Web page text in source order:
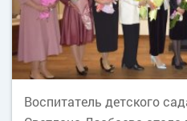
Воспитатель детского